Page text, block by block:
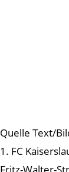
Quelle Text/
1. FC
Fritz-Walter-